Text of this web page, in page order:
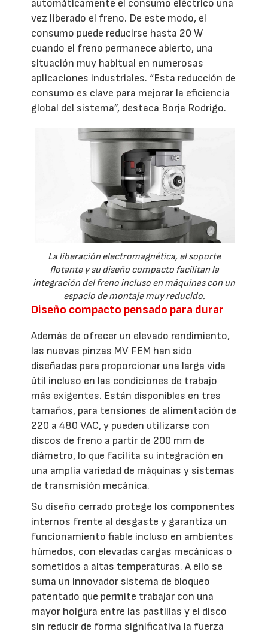
automáticamente el consumo eléctrico una
vez liberado el freno. De este modo, el
consumo puede reducirse hasta 20 W
cuando el freno permanece abierto, una
situación muy habitual en numerosas
aplicaciones industriales. “Esta reducción de
consumo es clave para mejorar la eficiencia
global del sistema”, destaca Borja Rodrigo.
La liberación electromagnética, el soporte
flotante y su diseño compacto facilitan la
integración del freno incluso en máquinas con un
espacio de montaje muy reducido.
Diseño compacto pensado para durar
Además de ofrecer un elevado rendimiento,
las nuevas pinzas MV FEM han sido
diseñadas para proporcionar una larga vida
útil incluso en las condiciones de trabajo
más exigentes. Están disponibles en tres
tamaños, para tensiones de alimentación de
220 a 480 VAC, y pueden utilizarse con
discos de freno a partir de 200 mm de
diámetro, lo que facilita su integración en
una amplia variedad de máquinas y sistemas
de transmisión mecánica.
Su diseño cerrado protege los componentes
internos frente al desgaste y garantiza un
funcionamiento fiable incluso en ambientes
húmedos, con elevadas cargas mecánicas o
sometidos a altas temperaturas. A ello se
suma un innovador sistema de bloqueo
patentado que permite trabajar con una
mayor holgura entre las pastillas y el disco
sin reducir de forma significativa la fuerza